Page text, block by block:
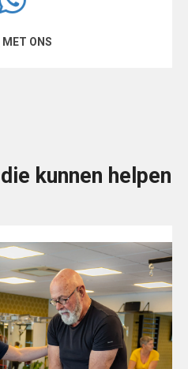
MET ONS
die kunnen helpen